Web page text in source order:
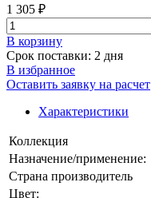
1 305 ₽
В корзинy
Срок поставки: 2 дня
В избранное
Оставить заявку на расчет
Характеристики
Коллекция
Назначение/применение:
Страна производитель
Цвет: